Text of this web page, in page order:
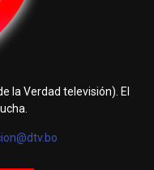
la Verdad televisión). El